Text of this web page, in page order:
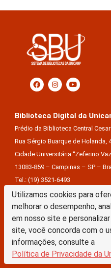
Utilizamos cookies para
melhorar o desempenho,
em nosso site e
site, você concorda com o
informações, consulte a
Política de Privacidade da
Biblioteca Digital da
Prédio da Biblioteca Central
Rua Sérgio Buarque de Holanda,
Cidade Universitária “Zeferino
13083-859 – Campinas – SP –
Tel.: (19) 3521-6493
E-mail: sbubd@unicamp.br
Equipe de
Keite Aparecida Duarte
Márcio Vinícius De Jesus Almeida
Saul Victor De Castro E Silva